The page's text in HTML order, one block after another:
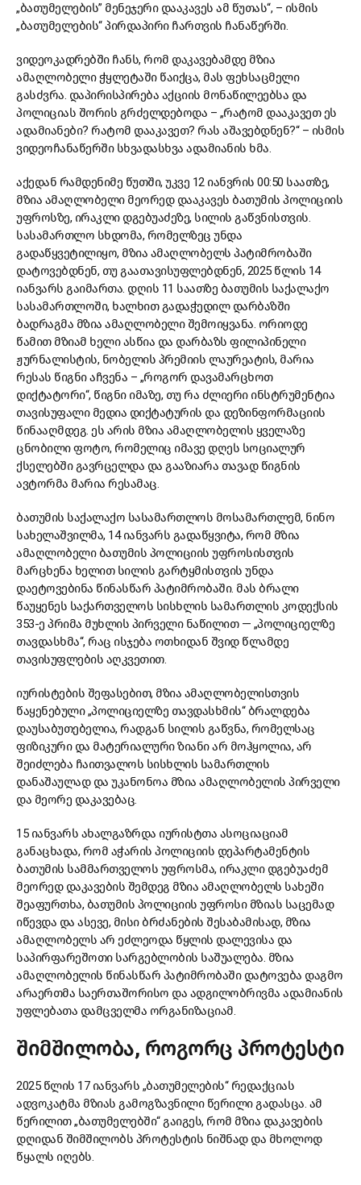
„ბათუმელების” მენეჯერი დააკავეს ამ წუთას“, – ისმის
„ბათუმელების“ პირდაპირი ჩართვის ჩანაწერში.
ვიდეოკადრებში ჩანს, რომ დაკავებამდე მზია
ამაღლობელი ჭყლეტაში წაიქცა, მას ფეხსაცმელი
გასძვრა. დაპირისპირება აქციის მონაწილეებსა და
პოლიციას შორის გრძელდებოდა – „რატომ დააკავეთ ეს
ადამიანები? რატომ დააკავეთ? რას აშავებდნენ?“ – ისმის
ვიდეოჩანაწერში სხვადასხვა ადამიანის ხმა.
აქედან რამდენიმე წუთში, უკვე 12 იანვრის 00:50 საათზე,
მზია ამაღლობელი მეორედ დააკავეს ბათუმის პოლიციის
უფროსზე, ირაკლი დგებუაძეზე, სილის გაწვნისთვის.
სასამართლო სხდომა, რომელზეც უნდა
გადაწყვეტილიყო, მზია ამაღლობელს პატიმრობაში
დატოვებდნენ, თუ გაათავისუფლებდნენ, 2025 წლის 14
იანვარს გაიმართა. დღის 11 საათზე ბათუმის საქალაქო
სასამართლოში, ხალხით გადაჭედილ დარბაზში
ბადრაგმა მზია ამაღლობელი შემოიყვანა. ორიოდე
წამით მზიამ ხელი ასწია და დარბაზს ფილიპინელი
ჟურნალისტის, ნობელის პრემიის ლაურეატის, მარია
რესას წიგნი აჩვენა – „როგორ დავამარცხოთ
დიქტატორი“, წიგნი იმაზე, თუ რა ძლიერი ინსტრუმენტია
თავისუფალი მედია დიქტატურის და დეზინფორმაციის
წინააღმდეგ. ეს არის მზია ამაღლობელის ყველაზე
ცნობილი ფოტო, რომელიც იმავე დღეს სოციალურ
ქსელებში გავრცელდა და გააზიარა თავად წიგნის
ავტორმა მარია რესამაც.
ბათუმის საქალაქო სასამართლოს მოსამართლემ, ნინო
სახელაშვილმა, 14 იანვარს გადაწყვიტა, რომ მზია
ამაღლობელი ბათუმის პოლიციის უფროსისთვის
მარცხენა ხელით სილის გარტყმისთვის უნდა
დაეტოვებინა წინასწარ პატიმრობაში. მას ბრალი
წაუყენეს საქართველოს სისხლის სამართლის კოდექსის
353-ე პრიმა მუხლის პირველი ნაწილით — „პოლიციელზე
თავდასხმა“, რაც ისჯება ოთხიდან შვიდ წლამდე
თავისუფლების აღკვეთით.
იურისტების შეფასებით, მზია ამაღლობელისთვის
წაყენებული „პოლიციელზე თავდასხმის“ ბრალდება
დაუსაბუთებელია, რადგან სილის გაწვნა, რომელსაც
ფიზიკური და მატერიალური ზიანი არ მოჰყოლია, არ
შეიძლება ჩაითვალოს სისხლის სამართლის
დანაშაულად და უკანონოა მზია ამაღლობელის პირველი
და მეორე დაკავებაც.
15 იანვარს ახალგაზრდა იურისტთა ასოციაციამ
განაცხადა, რომ აჭარის პოლიციის დეპარტამენტის
ბათუმის სამმართველოს უფროსმა, ირაკლი დგებუაძემ
მეორედ დაკავების შემდეგ მზია ამაღლობელს სახეში
შეაფურთხა, ბათუმის პოლიციის უფროსი მზიას საცემად
იწევდა და ასევე, მისი ბრძანების შესაბამისად, მზია
ამაღლობელს არ ეძლეოდა წყლის დალევისა და
საპირფარეშოთი სარგებლობის საშუალება. მზია
ამაღლობელის წინასწარ პატიმრობაში დატოვება დაგმო
არაერთმა საერთაშორისო და ადგილობრივმა ადამიანის
უფლებათა დამცველმა ორგანიზაციამ.
შიმშილობა, როგორც პროტესტი
2025 წლის 17 იანვარს „ბათუმელების“ რედაქციას
ადვოკატმა მზიას გამოგზავნილი წერილი გადასცა. ამ
წერილით „ბათუმელებში“ გაიგეს, რომ მზია დაკავების
დღიდან შიმშილობს პროტესტის ნიშნად და მხოლოდ
წყალს იღებს.